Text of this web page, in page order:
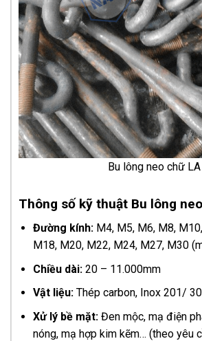
Bu lông neo chữ LA
Thông số kỹ thuật Bu lông
Đường kính:M4, M5, M6, M8,
M18, M20, M22, M24, M27, M30
Chiều dài:20 – 11.000mm
Vật liệu:Thép carbon, Inox 201/
Xử lý bề mặt:Đen mộc, mạ điện
nóng, mạ hợp kim kẽm… (theo yêu